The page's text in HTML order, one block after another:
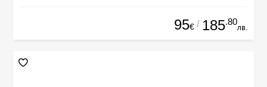
95€ / 185.80
лв.